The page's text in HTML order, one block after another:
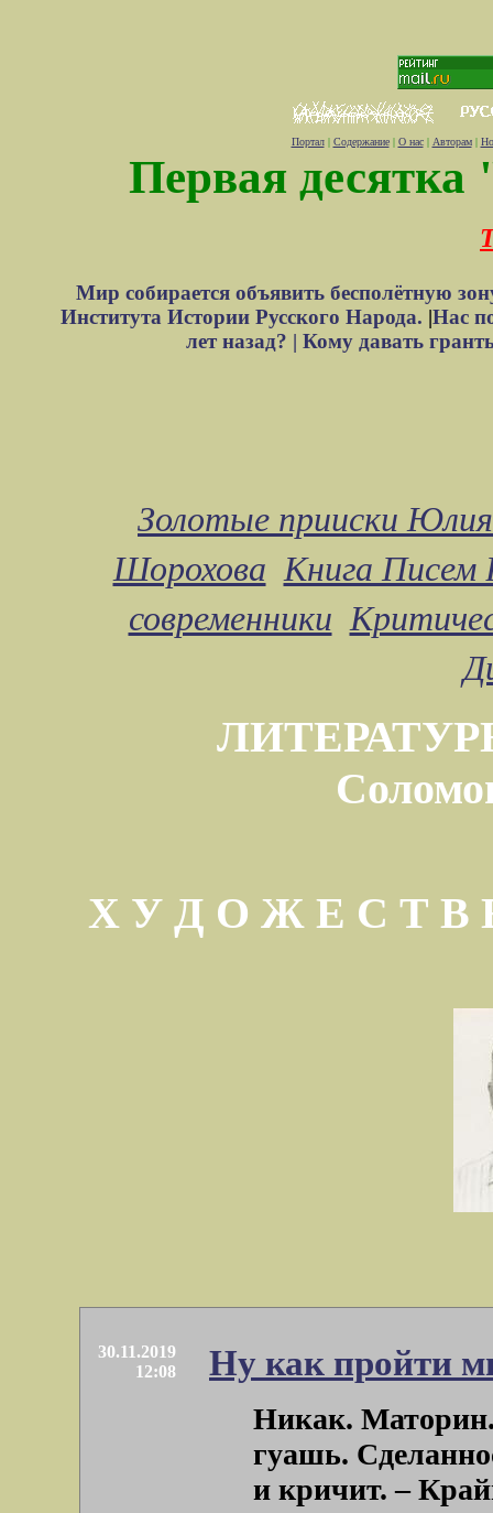
Портал| Содержание| О нас| Авторам|
Первая десятка
Мир собирается объявить бесполётную
Института Истории Русского Народа. |Нас
лет назад? | Кому давать
Золотые прииски
Шорохова Книга Писем
современники
Х У Д О Ж Е С Т
30.11.2019
12:08
Ну как пройти
Никак.
гуашь.
и кричит. –